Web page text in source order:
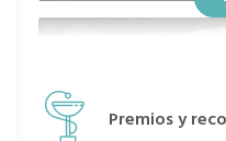
Premios y